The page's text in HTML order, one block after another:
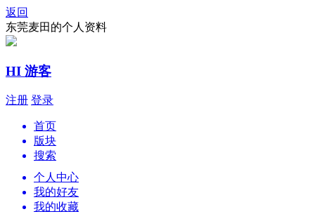
返回
东莞麦田的个人资料
HI 游客
注册 登录
首页
版块
搜索
个人中心
我的好友
我的收藏